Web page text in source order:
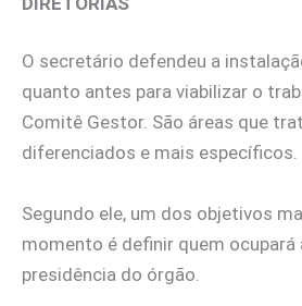
O secretário defendeu a
quanto antes para viabilizar o
Comitê Gestor. São áreas que
diferenciados e mais específicos.
Segundo ele, um dos objetivos
momento é definir quem ocupará
presidência do órgão.